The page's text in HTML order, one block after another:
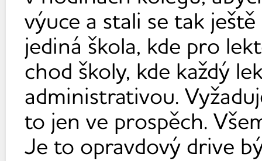
výuce a stali se tak
jediná škola, kde pro
chod školy, kde každý
administrativou.
to jen ve prospěch.
Je to opravdový drive